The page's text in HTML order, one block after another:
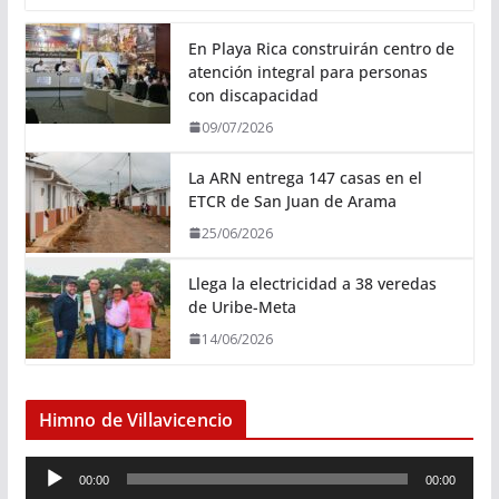
En Playa Rica construirán centro de
atención integral para personas
con discapacidad
09/07/2026
La ARN entrega 147 casas en el
ETCR de San Juan de Arama
25/06/2026
Llega la electricidad a 38 veredas
de Uribe-Meta
14/06/2026
Himno de Villavicencio
00:00 00:00